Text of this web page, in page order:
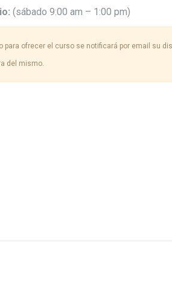
(sábado 9:00 am – 1:00 pm)
ofrecer el curso se notificará por email su
del mismo.